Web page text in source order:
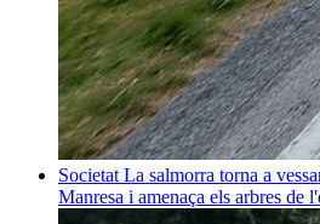
Societat La salmorra torna a
Manresa i amenaça els arbres de